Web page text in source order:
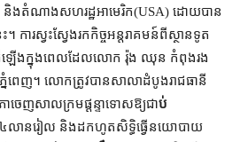
ង​តំណាង​សហរដ្ឋអាមេរិក​(USA) ដោយ​បាន​
។ ការ​ស្វះស្វែង​រក​កិច្ច​អន្តរាគមន៍​ពី​ស្ថានទូត​
ើឡើង​ក្នុង​ពេល​ដែល​លោក រ៉ុង ឈុន កំពុង​រង​
នំពេញ។ លោក​ត្រូវ​បាន​សាលា​ដំបូង​រាជធានី
ចេញ​សាលក្រម​ផ្ដន្ទាទោស​ឱ្យ​ជាប់​
ក់​៤លាន​រៀល និង​ដកហូត​សិទ្ធិ​ធ្វើ​នយោបាយ​